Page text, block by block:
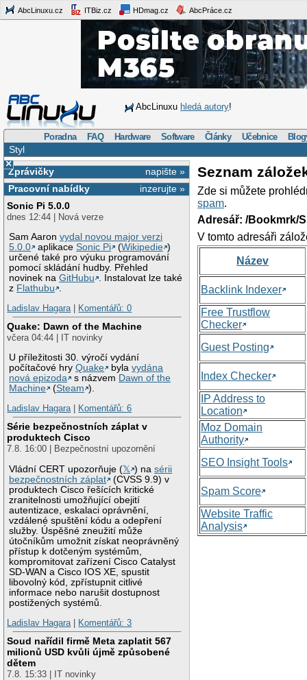
AbcLinuxu.cz ITBiz.cz HDmag.cz AbcPráce.cz
AbcLinuxu hledá autory!
Poradna FAQ Hardware Software Články Učebnice
Styl
×
napište »
Zprávičky
inzerujte »
Pracovní nabídky
Sonic Pi 5.0.0
dnes 12:44 | Nová verze
Sam Aaronvydal novou major verzi
5.0.0
aplikaceSonic Pi (Wikipedie )
určené také pro výuku programování
pomocí skládání hudby. Přehled
novinek naGitHubu
. Instalovat lze také
z Flathubu
Ladislav Hagara| Komentářů: 0
Quake: Dawn of the Machine
včera 04:44 | IT novinky
U příležitosti 30. výročí vydání
počítačové hryQuake bylavydána
nová epizoda
s názvem Dawn of the
Machine
(Steam ).
Ladislav Hagara| Komentářů: 6
Série bezpečnostních záplat v
produktech Cisco
7.8. 16:00 | Bezpečnostní upozornění
Vládní CERT upozorňuje (𝕏 ) nasérii
bezpečnostních záplat
(CVSS 9.9) v
produktech Cisco řešících kritické
zranitelnosti umožňující obejití
autentizace, eskalaci oprávnění,
vzdálené spuštění kódu a odepření
služby. Úspěšné zneužití může
útočníkům umožnit získat neoprávněný
přístup k dotčeným systémům,
kompromitovat zařízení Cisco Catalyst
SD-WAN a Cisco IOS XE, spustit
libovolný kód, zpřístupnit citlivé
informace nebo narušit dostupnost
postižených systémů.
Ladislav Hagara| Komentářů: 3
Soud nařídil firmě Meta zaplatit 567
milionů USD kvůli újmě způsobené
dětem
7.8. 15:33 | IT novinky
Seznam
Zde si můžete
spam.
Adresář: /Bookmrk/
V tomto adresáři
Název
Backlink Indexer
Free Trustflow
Checker
Guest Posting
Index Checker
IP Address to
Location
Moz Domain
Authority
SEO Insight Tools
Spam Score
Website Traffic
Analysis